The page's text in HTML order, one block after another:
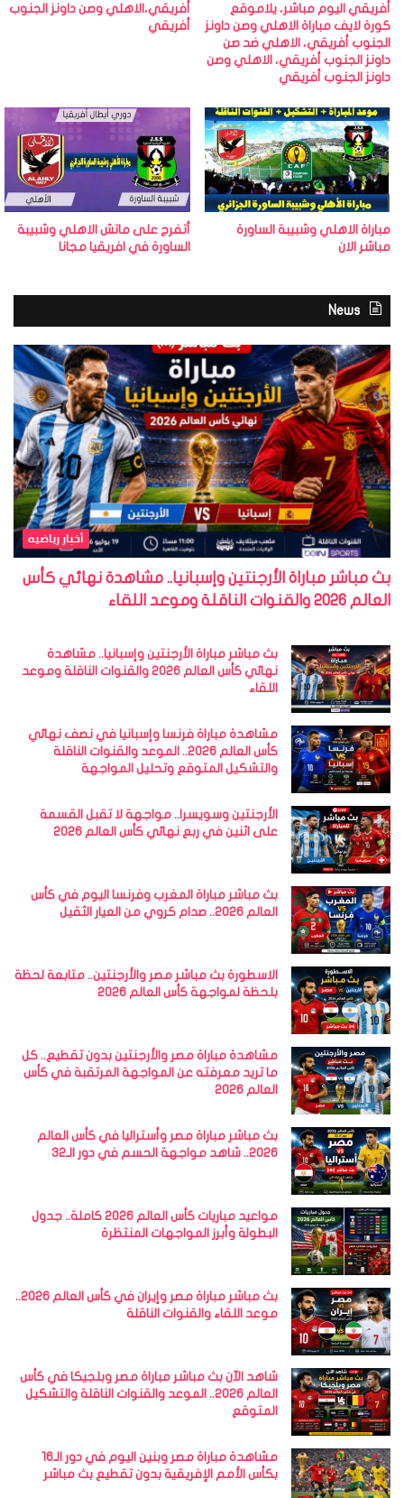
أفريقي اليوم مباشر، يلاموقع
كورة لايف مباراة الاهلي وصن داونز
الجنوب أفريقي، الاهلي ضد صن
داونز الجنوب أفريقي، الاهلي وصن
داونز الجنوب أفريقي
أفريقي،الاهلي وصن داونز الجنوب
أفريقي
مباراة الاهلي وشبيبة الساورة
مباشر الان
أتفرج على ماتش الاهلي وشبيبة
الساورة في افريقيا مجانا
News
أخبار رياضيه
بث مباشر مباراة الأرجنتين وإسبانيا.. مشاهدة نهائي كأس
العالم 2026 والقنوات الناقلة وموعد اللقاء
بث مباشر مباراة الأرجنتين وإسبانيا.. مشاهدة
نهائي كأس العالم 2026 والقنوات الناقلة وموعد
اللقاء
مشاهدة مباراة فرنسا وإسبانيا في نصف نهائي
كأس العالم 2026.. الموعد والقنوات الناقلة
والتشكيل المتوقع وتحليل المواجهة
الأرجنتين وسويسرا.. مواجهة لا تقبل القسمة
على اثنين في ربع نهائي كأس العالم 2026
بث مباشر مباراة المغرب وفرنسا اليوم في كأس
العالم 2026.. صدام كروي من العيار الثقيل
الاسطورة بث مباشر مصر والأرجنتين.. متابعة لحظة
بلحظة لمواجهة كأس العالم 2026
مشاهدة مباراة مصر والأرجنتين بدون تقطيع.. كل
ما تريد معرفته عن المواجهة المرتقبة في كأس
العالم 2026
بث مباشر مباراة مصر وأستراليا في كأس العالم
2026.. شاهد مواجهة الحسم في دور الـ32
مواعيد مباريات كأس العالم 2026 كاملة.. جدول
البطولة وأبرز المواجهات المنتظرة
بث مباشر مباراة مصر وإيران في كأس العالم 2026..
موعد اللقاء والقنوات الناقلة
شاهد الآن بث مباشر مباراة مصر وبلجيكا في كأس
العالم 2026.. الموعد والقنوات الناقلة والتشكيل
المتوقع
مشاهدة مباراة مصر وبنين اليوم في دور الـ16
بكأس الأمم الإفريقية بدون تقطيع بث مباشر